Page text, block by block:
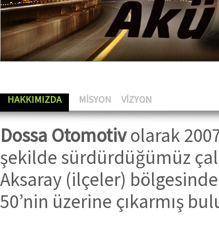
HAKKIMIZDA MİSYON VİZYON
Dossa Otomotivolarak
şekilde sürdürdüğümüz
Aksaray (ilçeler) bölgesinde
50’nin üzerine çıkarmış